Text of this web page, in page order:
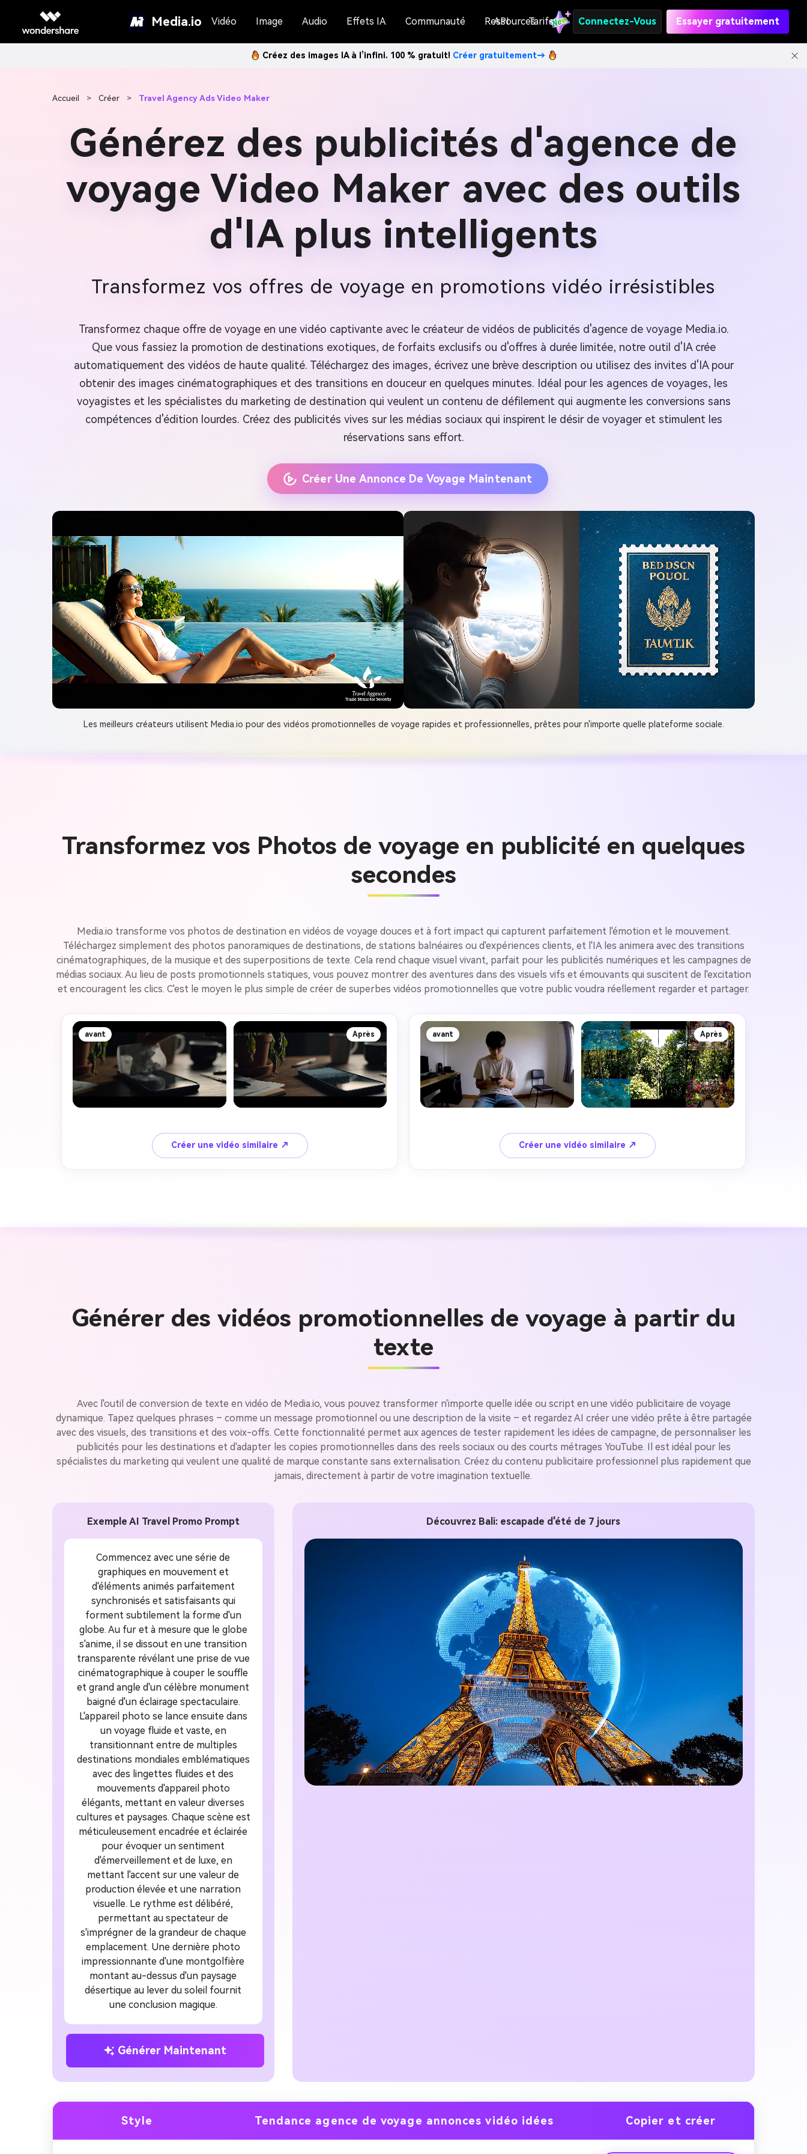
Media.io Vidéo Image Audio Effets IA Communauté Ressources
API Tarifs Connectez-Vous Essayer gratuitement
Créez des images IA à l’infini. 100 % gratuit! Créer gratuitement→
Accueil > Créer > Travel Agency Ads Video Maker
Générez des publicités d'agence de
voyage Video Maker avec des outils
d'IA plus intelligents
Transformez vos offres de voyage en promotions vidéo irrésistibles
Transformez chaque offre de voyage en une vidéo captivante avec le créateur de vidéos de publicités d'agence de voyage Media.io.
Que vous fassiez la promotion de destinations exotiques, de forfaits exclusifs ou d'offres à durée limitée, notre outil d'IA crée
automatiquement des vidéos de haute qualité. Téléchargez des images, écrivez une brève description ou utilisez des invites d'IA pour
obtenir des images cinématographiques et des transitions en douceur en quelques minutes. Idéal pour les agences de voyages, les
voyagistes et les spécialistes du marketing de destination qui veulent un contenu de défilement qui augmente les conversions sans
compétences d'édition lourdes. Créez des publicités vives sur les médias sociaux qui inspirent le désir de voyager et stimulent les
réservations sans effort.
Créer Une Annonce De Voyage Maintenant
Les meilleurs créateurs utilisent Media.io pour des vidéos promotionnelles de voyage rapides et professionnelles, prêtes pour n'importe quelle plateforme sociale.
Transformez vos Photos de voyage en publicité en quelques
secondes
Media.io transforme vos photos de destination en vidéos de voyage douces et à fort impact qui capturent parfaitement l'émotion et le mouvement.
Téléchargez simplement des photos panoramiques de destinations, de stations balnéaires ou d'expériences clients, et l'IA les animera avec des transitions
cinématographiques, de la musique et des superpositions de texte. Cela rend chaque visuel vivant, parfait pour les publicités numériques et les campagnes de
médias sociaux. Au lieu de posts promotionnels statiques, vous pouvez montrer des aventures dans des visuels vifs et émouvants qui suscitent de l'excitation
et encouragent les clics. C'est le moyen le plus simple de créer de superbes vidéos promotionnelles que votre public voudra réellement regarder et partager.
avant Après
Créer une vidéo similaire ↗
avant Après
Créer une vidéo similaire ↗
Générer des vidéos promotionnelles de voyage à partir du
texte
Avec l'outil de conversion de texte en vidéo de Media.io, vous pouvez transformer n'importe quelle idée ou script en une vidéo publicitaire de voyage
dynamique. Tapez quelques phrases – comme un message promotionnel ou une description de la visite – et regardez AI créer une vidéo prête à être partagée
avec des visuels, des transitions et des voix-offs. Cette fonctionnalité permet aux agences de tester rapidement les idées de campagne, de personnaliser les
publicités pour les destinations et d'adapter les copies promotionnelles dans des reels sociaux ou des courts métrages YouTube. Il est idéal pour les
spécialistes du marketing qui veulent une qualité de marque constante sans externalisation. Créez du contenu publicitaire professionnel plus rapidement que
jamais, directement à partir de votre imagination textuelle.
Exemple AI Travel Promo Prompt
Commencez avec une série de
graphiques en mouvement et
d'éléments animés parfaitement
synchronisés et satisfaisants qui
forment subtilement la forme d'un
globe. Au fur et à mesure que le globe
s'anime, il se dissout en une transition
transparente révélant une prise de vue
cinématographique à couper le souffle
et grand angle d'un célèbre monument
baigné d'un éclairage spectaculaire.
L'appareil photo se lance ensuite dans
un voyage fluide et vaste, en
transitionnant entre de multiples
destinations mondiales emblématiques
avec des lingettes fluides et des
mouvements d'appareil photo
élégants, mettant en valeur diverses
cultures et paysages. Chaque scène est
méticuleusement encadrée et éclairée
pour évoquer un sentiment
d'émerveillement et de luxe, en
mettant l'accent sur une valeur de
production élevée et une narration
visuelle. Le rythme est délibéré,
permettant au spectateur de
s'imprégner de la grandeur de chaque
emplacement. Une dernière photo
impressionnante d'une montgolfière
montant au-dessus d'un paysage
désertique au lever du soleil fournit
une conclusion magique.
Générer Maintenant
Découvrez Bali: escapade d'été de 7 jours
Style Tendance agence de voyage annonces vidéo idées Copier et créer
à l’infini. 100 %
gratuit!
Créer Gratuitement →